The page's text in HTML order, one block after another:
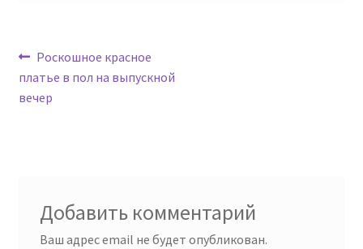
Навигация
по
Предыдущая
запись:
Роскошное красное
платье в пол на выпускной
вечер
Добавить комментарий
Ваш адрес email не будет опубликован.